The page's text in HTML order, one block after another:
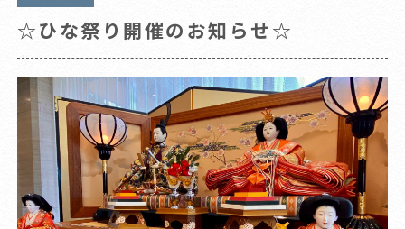
☆ひな祭り開催のお知らせ☆